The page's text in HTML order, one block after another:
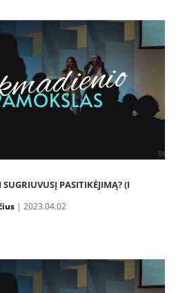
PASITIKĖJIMĄ? (I
| 2023.04.02